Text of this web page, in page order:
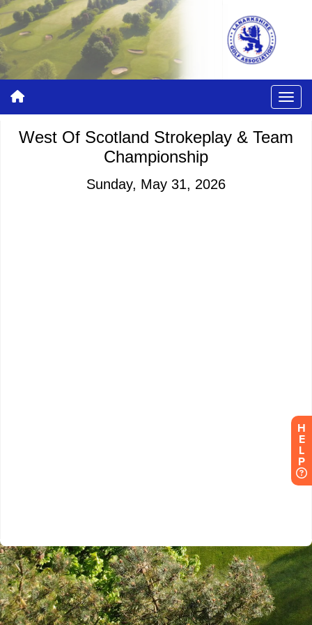
H
E
L
P